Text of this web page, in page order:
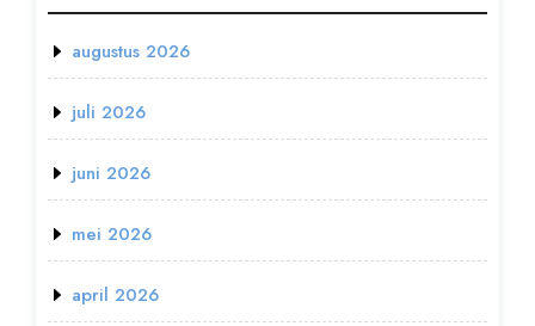
augustus 2026
juli 2026
juni 2026
mei 2026
april 2026